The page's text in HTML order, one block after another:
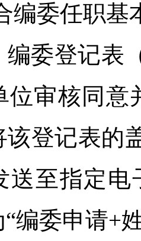
编委任职
编委登记表
位审核同意
该登记表的
至指定电
编委申请+